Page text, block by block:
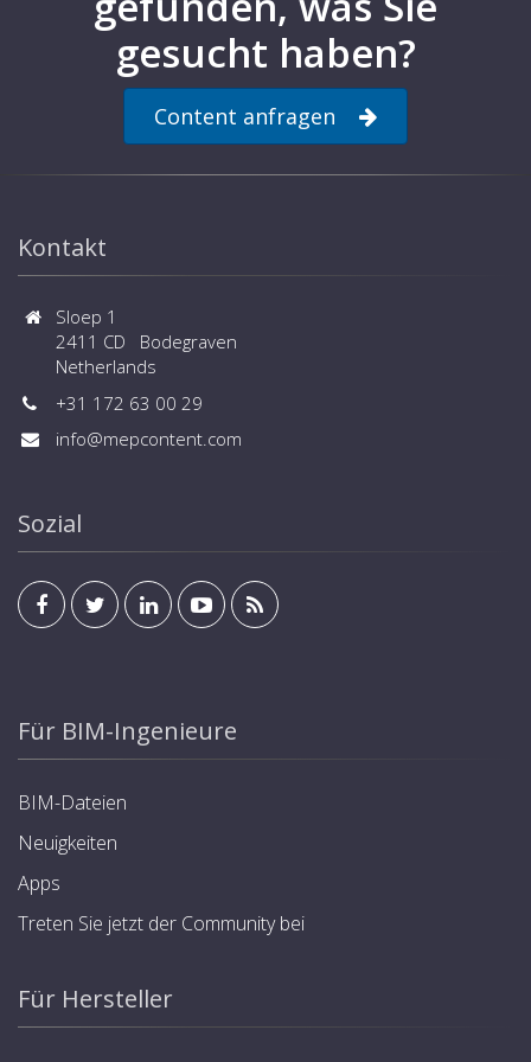
gesucht haben?
Content anfragen
Kontakt
Sloep 1
2411 CD Bodegraven
Netherlands
+31 172 63 00 29
info@mepcontent.com
Sozial
Für BIM-Ingenieure
BIM-Dateien
Neuigkeiten
Apps
Treten Sie jetzt der Community bei
Für Hersteller